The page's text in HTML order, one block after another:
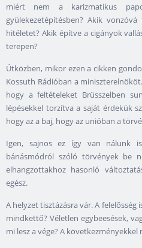
miért nem a karizmatikus
gyülekezetépítésben? Akik
hitéletet? Akik építve a cigányok
terepen?
Útközben, mikor ezen a cikken
Kossuth Rádióban a
hogy a feltételeket Brüsszelben
lépésekkel torzítva a saját érdekük
hogy az a baj, hogy az unióban a
Igen, sajnos ez így van nálunk
bánásmódról szóló törvények be
elhangzottakhoz hasonló
egész.
A helyzet tisztázásra vár. A felelősség
mindkettő? Véletlen egybeesések,
mi lesz a vége? A